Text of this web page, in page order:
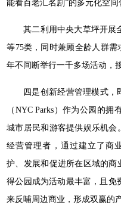
能看百老汇名剧”的多元化空间
其二利用中央大草坪开展
等75类，同时兼顾全龄人群需
年不间断举行一千多场活动，
四是创新经营管理模式，
（NYC Parks）作为公园的
城市居民和游客提供娱乐机会
经营管理者，通过建立了商
护、发展和促进所在区域的商
得公园成为活动最丰富，且免
来反哺周边商业，形成双赢的